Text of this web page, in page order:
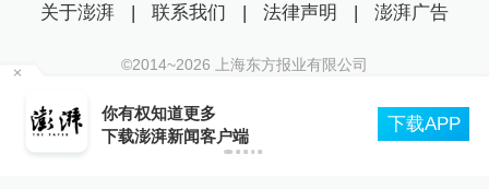
你有权知道更多
下载澎湃新闻客户端
下载APP
关于澎湃 | 联系我们 | 法律声明 | 澎湃广告
©2014~2026 上海东方报业有限公司
互联网新闻信息服务许可证：31120170006
沪公网安备 31010602000299号